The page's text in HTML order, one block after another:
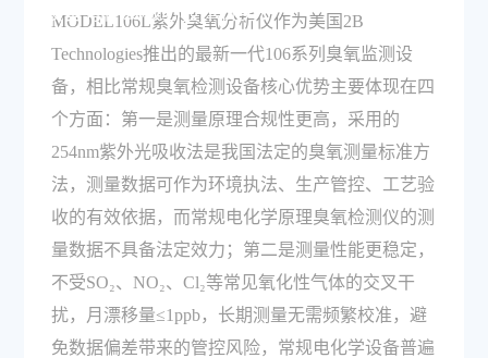
设备有什么核心技术优势？
MODEL106L紫外臭氧分析仪作为美国2B
Technologies推出的最新一代106系列臭氧监测设
备，相比常规臭氧检测设备核心优势主要体现在四
个方面：第一是测量原理合规性更高，采用的
254nm紫外光吸收法是我国法定的臭氧测量标准方
法，测量数据可作为环境执法、生产管控、工艺验
收的有效依据，而常规电化学原理臭氧检测仪的测
量数据不具备法定效力；第二是测量性能更稳定，
不受SO₂、NO₂、Cl₂等常见氧化性气体的交叉干
扰，月漂移量≤1ppb，长期测量无需频繁校准，避
免数据偏差带来的管控风险，常规电化学设备普遍